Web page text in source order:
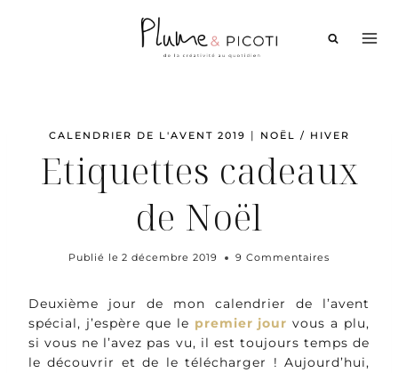
CALENDRIER DE L'AVENT 2019 | NOËL / HIVER
Etiquettes cadeaux
de Noël
Publié le 2 décembre 2019 9 Commentaires
Deuxième jour de mon calendrier de l’avent
spécial, j’espère que le premier jour vous a plu,
si vous ne l’avez pas vu, il est toujours temps de
le découvrir et de le télécharger ! Aujourd’hui,